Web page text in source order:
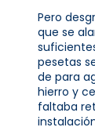
Pero
que se
pesetas
de para
hierro y
faltaba